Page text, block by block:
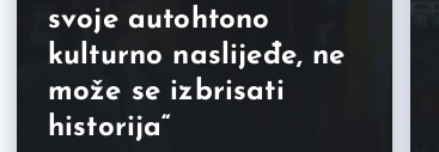
svoje autohtono
kulturno naslijeđe, ne
može se izbrisati
historija“